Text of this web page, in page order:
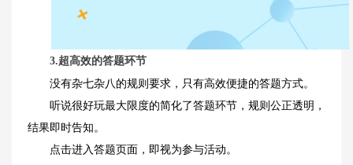
3.超高效的答题环节
没有杂七杂八的规则要求，只有高效便捷的答题方式。
听说很好玩最大限度的简化了答题环节，规则公正透明，
结果即时告知。
点击进入答题页面，即视为参与活动。